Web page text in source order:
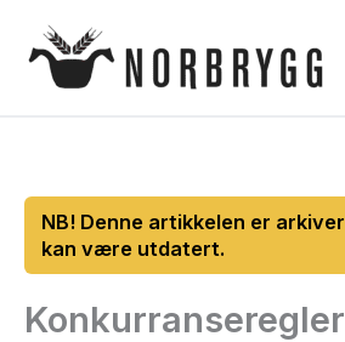
rett
Konkurranseregler